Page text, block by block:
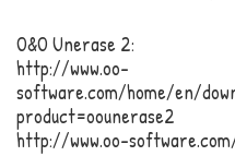
O&O Unerase 2:
http://www.oo-
software.com/home/en/
product=oounerase2
http://www.oo-